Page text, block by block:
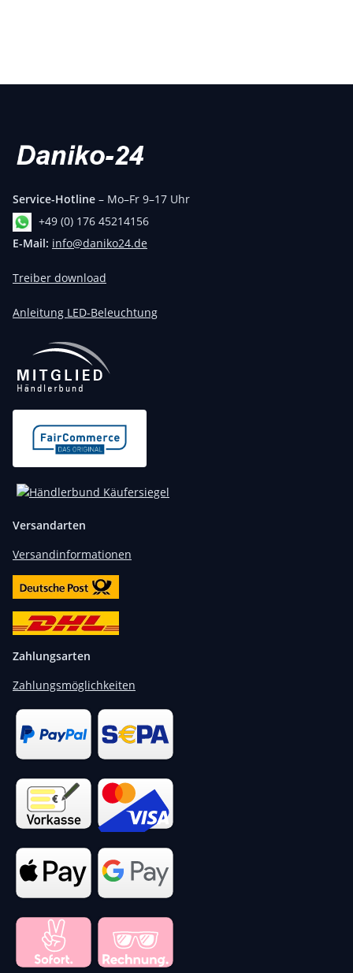
Service-Hotline – Mo–Fr 9–17 Uhr
+49 (0) 176 45214156
E-Mail: info@daniko24.de
Treiber download
Anleitung LED-Beleuchtung
Versandarten
Versandinformationen
Zahlungsarten
Zahlungsmöglichkeiten